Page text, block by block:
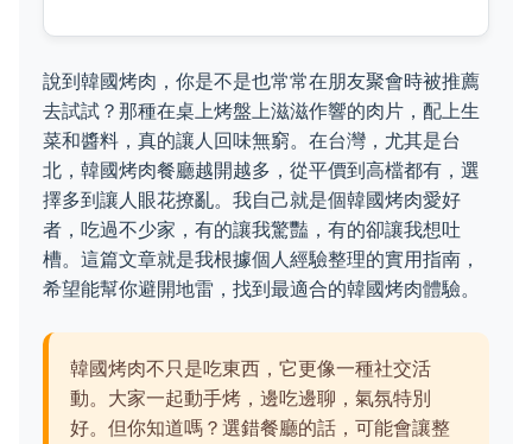
說到韓國烤肉，你是不是也常常在朋友聚會時被推薦
去試試？那種在桌上烤盤上滋滋作響的肉片，配上生
菜和醬料，真的讓人回味無窮。在台灣，尤其是台
北，韓國烤肉餐廳越開越多，從平價到高檔都有，選
擇多到讓人眼花撩亂。我自己就是個韓國烤肉愛好
者，吃過不少家，有的讓我驚豔，有的卻讓我想吐
槽。這篇文章就是我根據個人經驗整理的實用指南，
希望能幫你避開地雷，找到最適合的韓國烤肉體驗。
韓國烤肉不只是吃東西，它更像一種社交活
動。大家一起動手烤，邊吃邊聊，氣氛特別
好。但你知道嗎？選錯餐廳的話，可能會讓整